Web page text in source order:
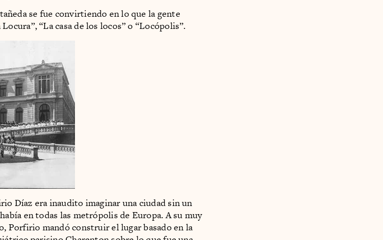
se fue convirtiendo en lo que la gente
“La casa de los locos” o “Locópolis”.
Díaz era inaudito imaginar una ciudad sin un
en todas las metrópolis de Europa. A su muy
Porfirio mandó construir el lugar basado en la